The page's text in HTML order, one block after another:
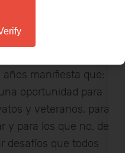
especiales.
manifiesta que:
oportunidad para
y veteranos, para
y para los que no, de
desafíos que todos